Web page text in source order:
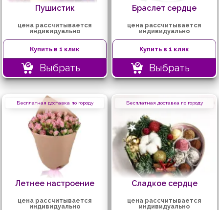
Пушистик
цена рассчитывается
индивидуально
Купить в 1 клик
Выбрать
Браслет сердце
цена рассчитывается
индивидуально
Купить в 1 клик
Выбрать
Бесплатная доставка по городу
Летнее настроение
цена рассчитывается
индивидуально
Бесплатная доставка по городу
Сладкое сердце
цена рассчитывается
индивидуально